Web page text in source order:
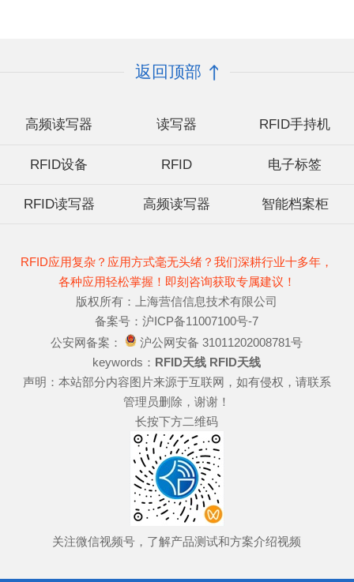
返回顶部
高频读写器 读写器 RFID手持机
RFID设备 RFID 电子标签
RFID读写器 高频读写器 智能档案柜
RFID应用复杂？应用方式毫无头绪？我们深耕行业十多年，
各种应用轻松掌握！即刻咨询获取专属建议！
版权所有：上海营信信息技术有限公司
备案号：沪ICP备11007100号-7
公安网备案：
沪公网安备 31011202008781号
keywords： RFID天线 RFID天线
声明：本站部分内容图片来源于互联网，如有侵权，请联系
管理员删除，谢谢！
长按下方二维码
关注微信视频号，了解产品测试和方案介绍视频